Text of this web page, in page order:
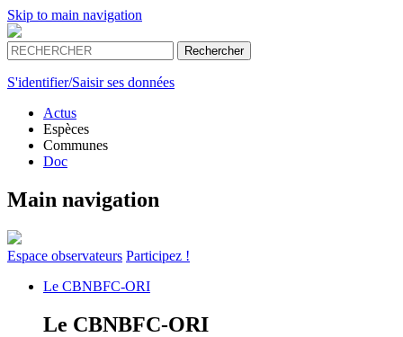
Skip to main navigation
S'identifier/Saisir ses données
Actus
Espèces
Communes
Doc
Main navigation
Espace observateurs Participez !
Le CBNBFC-ORI
Le CBNBFC-ORI